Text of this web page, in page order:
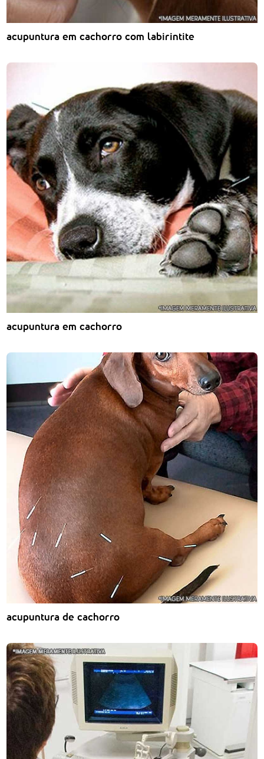
acupuntura em cachorro com labirintite
acupuntura em cachorro
acupuntura de cachorro